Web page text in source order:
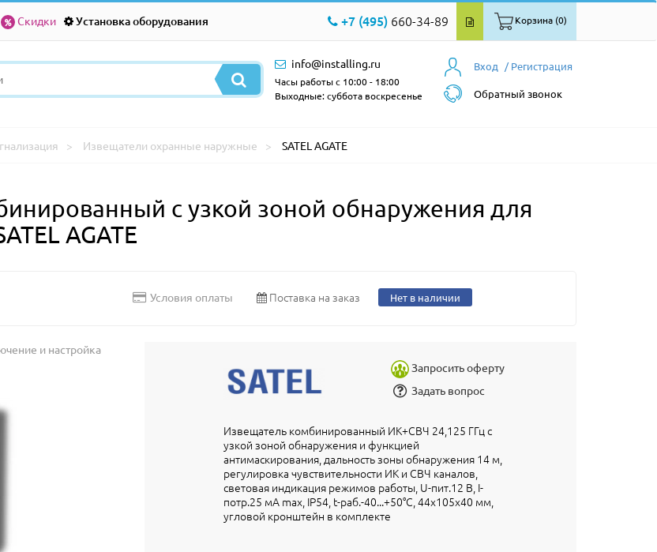
Скидки Установка оборудования +7 (495) 660-34-89 Корзина (0)
Вход / Регистрация
Обратный звонок
info@installing.ru
Часы работы с 10:00 - 18:00
Выходные: суббота воскресенье
Извещатели охранные наружные SATEL AGATE
с узкой зоной обнаружения для
AGATE
Условия оплаты Поставка на заказ Нет в наличии
и настройка
Запросить оферту
Задать вопрос
Извещатель комбинированный ИК+СВЧ 24,125 ГГц c
узкой зоной обнаружения и функцией
антимаскирования, дальность зоны обнаружения 14 м,
регулировка чувствительности ИК и СВЧ каналов,
световая индикация режимов работы, U-пит.12 В, I-
потр.25 мА max, IP54, t-раб.-40...+50°С, 44x105x40 мм,
угловой кронштейн в комплекте